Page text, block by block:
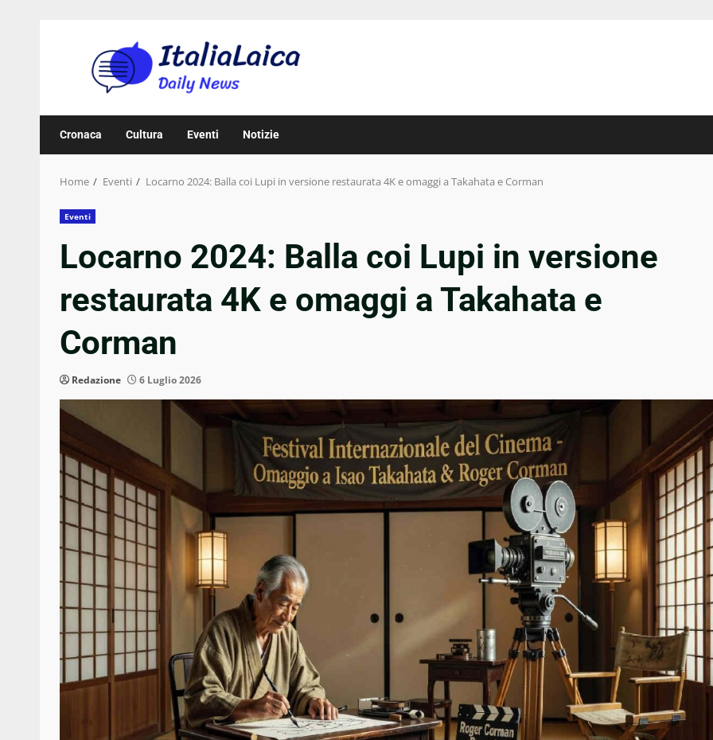
Cronaca Cultura Eventi Notizie
Home Eventi Locarno 2024: Balla coi Lupi in versione restaurata 4K e omaggi a Takahata e Corman
Eventi
Locarno 2024: Balla coi Lupi in versione
restaurata 4K e omaggi a Takahata e
Corman
Redazione 6 Luglio 2026